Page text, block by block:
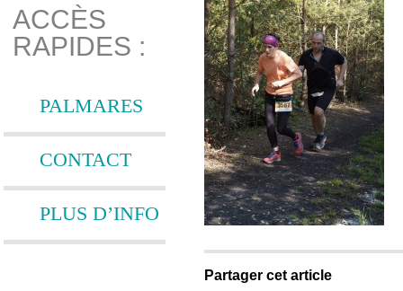
ACCÈS
RAPIDES :
PALMARES
CONTACT
PLUS D’INFO
Partager cet article